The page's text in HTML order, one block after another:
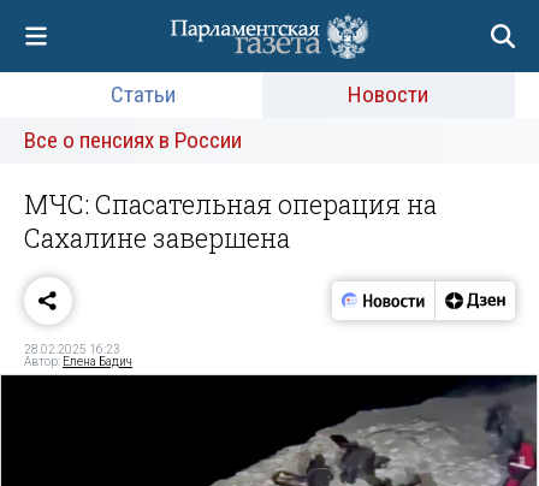
Статьи
Новости
Все о пенсиях в России
МЧС: Спасательная операция на
Сахалине завершена
28.02.2025 16:23
Автор: Елена Бадич